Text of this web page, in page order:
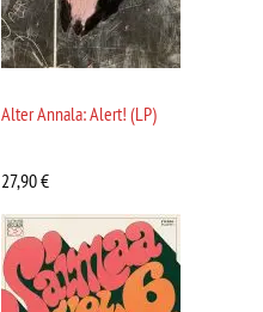
Alter Annala: Alert! (LP)
27,90€